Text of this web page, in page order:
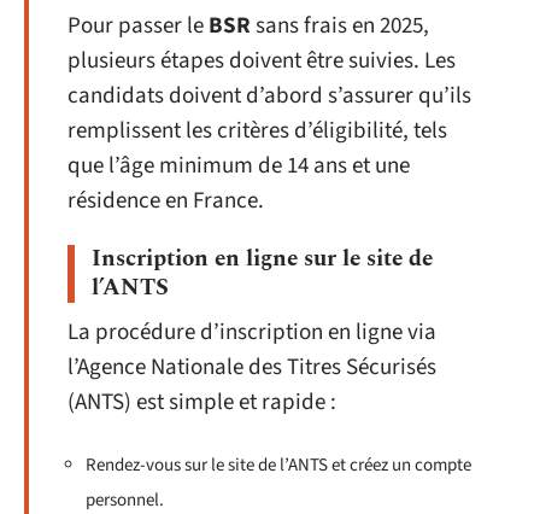
Pour passer leBSRsans frais en 2025,
plusieurs étapes doivent être suivies. Les
candidats doivent d’abord s’assurer qu’ils
remplissent les critères d’éligibilité, tels
que l’âge minimum de 14 ans et une
résidence en France.
Inscription en ligne sur le site de
l’ANTS
La procédure d’inscription en ligne via
l’Agence Nationale des Titres Sécurisés
(ANTS) est simple et rapide :
Rendez-vous sur le site de l’ANTS et créez un compte
personnel.